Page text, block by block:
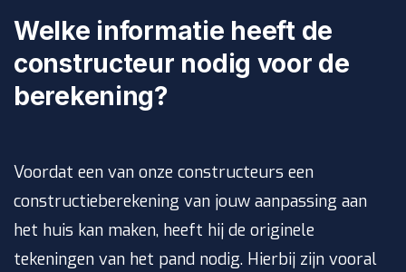
Welke informatie heeft de
constructeur nodig voor de
berekening?
Voordat een van onze constructeurs een
constructieberekening van jouw aanpassing aan
het huis kan maken, heeft hij de originele
tekeningen van het pand nodig. Hierbij zijn vooral